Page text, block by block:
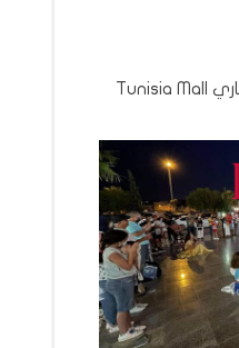
تخفيضات والعاب وتنشيط…الفضاء التجاري Tunisia Mall